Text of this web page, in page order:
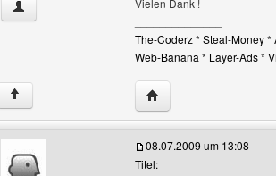
grafixxland Benutzer-Profile anzeigen
Vielen Dank !
The-Coderz* Steal-Money*
Web-Banana * Layer-Ads*
↑ Website dieses
08.07.2009 um 13:08
Titel: